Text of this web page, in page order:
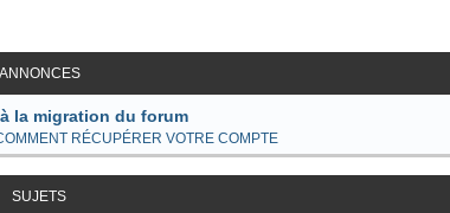
ANNONCES
la migration du forum
RÉCUPÉRER VOTRE COMPTE
SUJETS